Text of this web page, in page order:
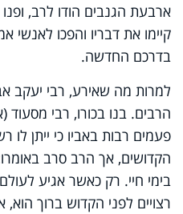
ארבעת הגנבים הודו לרב,
קיימו את דבריו והפכו לאנשי
בדרכם החדשה.
למרות מה שאירע, רבי יעקב
הרבים. בנו בכורו, רבי
פעמים רבות באביו כי ייתן לו
הקדושים, אך הרב סרב
בימי חיי. רק כאשר אגיע
רצויים לפני הקדוש ברוך